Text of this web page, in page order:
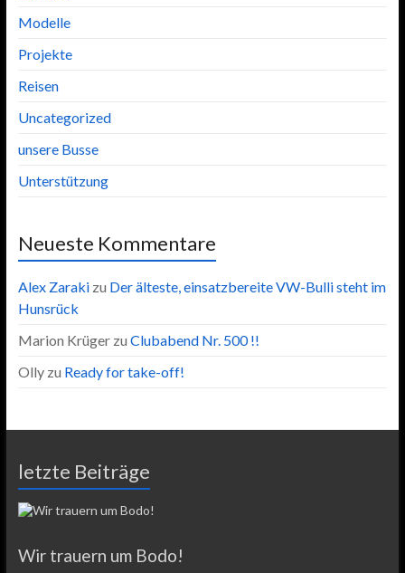
Modelle
Projekte
Reisen
Uncategorized
unsere Busse
Unterstützung
Neueste Kommentare
Alex Zarakizu Der älteste, einsatzbereite VW-Bulli steht im
Hunsrück
Marion Krügerzu Clubabend Nr. 500 !!
Ollyzu Ready for take-off!
letzte Beiträge
Wir trauern um Bodo!